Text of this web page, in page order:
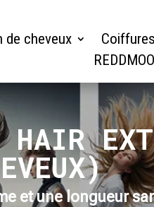
de cheveux Coiffures
HAIR
et une longueur